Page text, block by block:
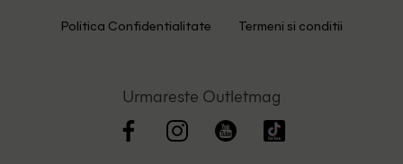
Politica Confidentialitate Termeni si conditii
Urmareste Outletmag